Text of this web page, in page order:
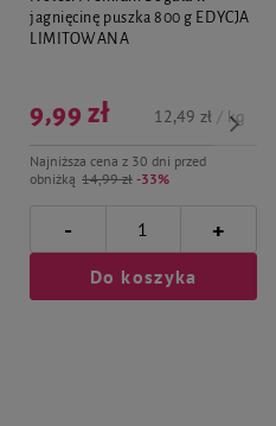
jagnięcinę puszka 800 g EDYCJA
LIMITOWANA
Najniższa cena z 30 dni przed
obniżką 14,99 zł -33%
9,99 zł 12,49 zł / kg
- +
Do koszyka